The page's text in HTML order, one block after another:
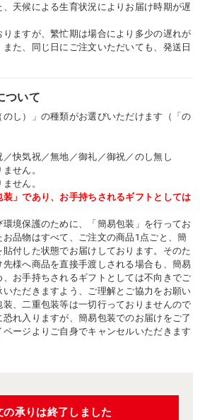
天候による生育状況によりお届け時期が遅
ますが、繁忙期は場合により多少の遅れが
た、同じ日にご注文いただいても、発送日
ついて
のし）」の種類がお選びいただけます（「の
快気祝／無地／御礼／御祝／のし無し
せん。
せん。
」であり、お手持ちされるギフトとしては
境保護のために、「簡易包装」を行ってお
品物はすべて、ご注文の商品1点ごと、簡
付した状態でお届けしております。そのた
様へ商品を直接手渡しされる場合も、簡易
お手持ちされるギフトとしては不向きでご
ただきますよう、ご理解とご協力をお願い
、二重包装等は一切行っておりませんので
れ入りますが、簡易包装でのお届けをご了
ージよりご自身でキャンセルいただきます
の承りは終了しました